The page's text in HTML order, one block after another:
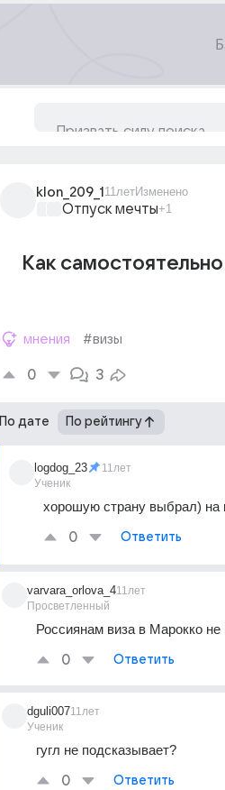
klon_209_1 11летИзменено
Отпуск мечты+1
Как
мнения #визы
0 3
По дате По рейтингу
logdog_23
Ученик
11лет
хорошую страну выбрал) на
0 Ответить
varvara_orlova_4
Просветленный
11лет
Россиянам виза в Марокко не
0 Ответить
dguli007
Ученик
11лет
гугл не подсказывает?
0 Ответить